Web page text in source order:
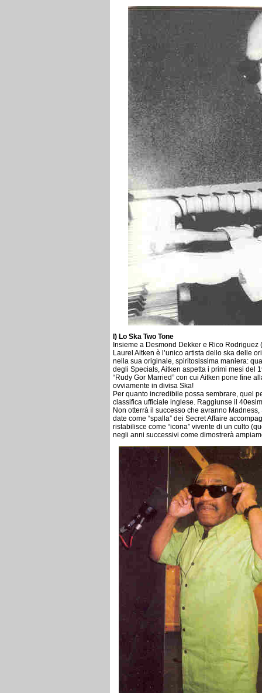
I) Lo Ska Two Tone
Insieme a Desmond Dekker e Rico
Laurel Aitken è l’unico artista dello ska delle
nella sua originale, spiritosissima maniera:
degli Specials, Aitken aspetta i primi mesi del
“Rudy Gor Married” con cui Aitken pone fine
ovviamente in divisa Ska!
Per quanto incredibile possa sembrare, quel
classifica ufficiale inglese. Raggiunse il
Non otterrà il successo che avranno
date come “spalla” dei Secret Affaire
ristabilisce come “icona” vivente di un culto
negli anni successivi come dimostrerà